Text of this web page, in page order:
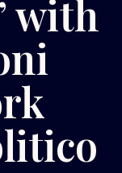
with